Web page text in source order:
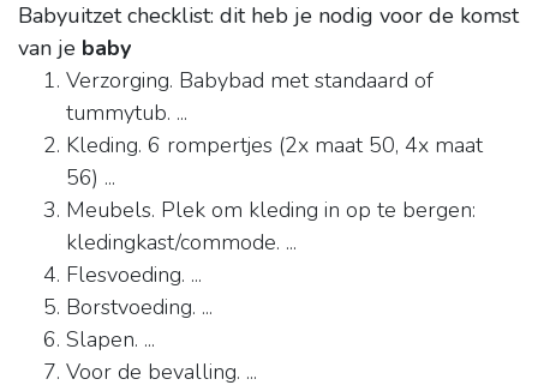
Babyuitzet checklist: dit heb je nodig voor de komst
van je baby
Verzorging. Babybad met standaard of
tummytub. ...
Kleding. 6 rompertjes (2x maat 50, 4x maat
56) ...
Meubels. Plek om kleding in op te bergen:
kledingkast/commode. ...
Flesvoeding. ...
Borstvoeding. ...
Slapen. ...
Voor de bevalling. ...